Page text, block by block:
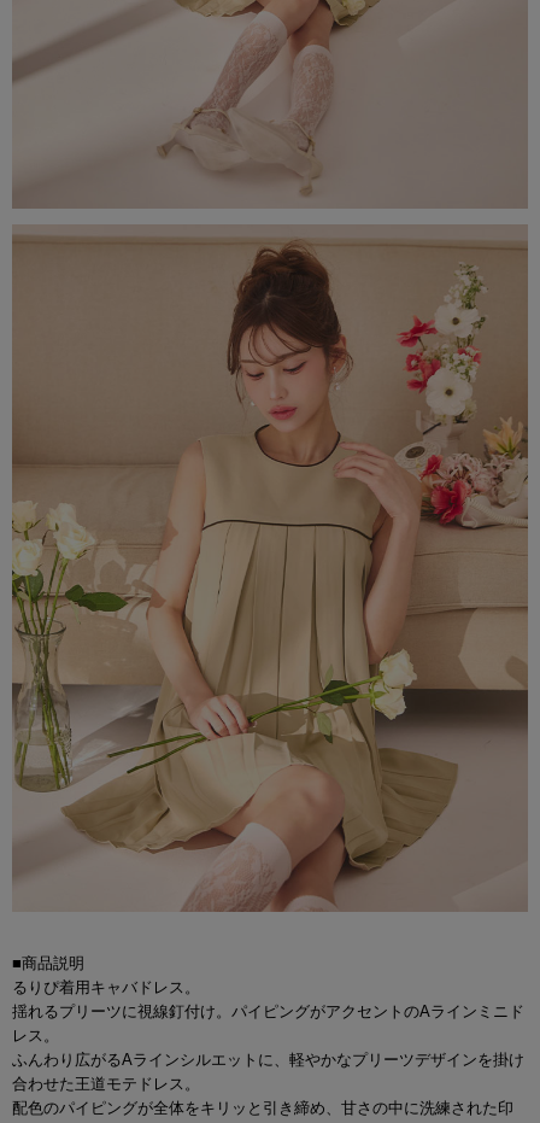
■商品説明
るりぴ着用キャバドレス。
揺れるプリーツに視線釘付け。パイピングがアクセントのAラインミニド
レス。
ふんわり広がるAラインシルエットに、軽やかなプリーツデザインを掛け
合わせた王道モテドレス。
配色のパイピングが全体をキリッと引き締め、甘さの中に洗練された印